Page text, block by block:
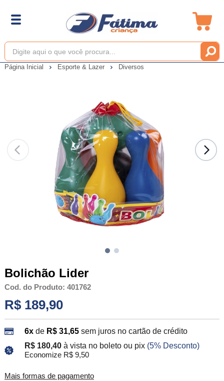
Página Inicial Esporte & Lazer Diversos
Bolichão Lider
Cod. do Produto: 401762
R$ 189,90
6xde R$ 31,65 sem juros no cartão de crédito
R$ 180,40 à vista no boleto ou pix (5% Desconto)
Economize R$ 9,50
Mais formas de pagamento